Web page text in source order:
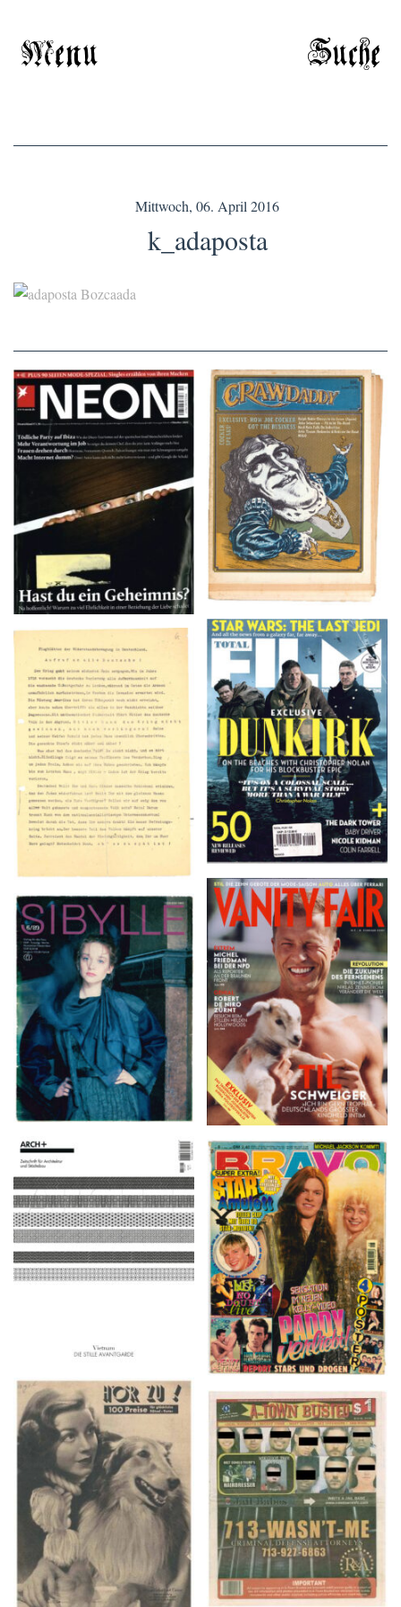
Menu Suche
Mittwoch, 06. April 2016
k_adaposta
NEON – OKTOBER
2008
Crawdaddy – June/11/72
TOTAL FILM #260 –
SUMMER 2017
Flugblätter der Weissen
Rose – V, Januar 1943
VANITY FAIR – Nr. 7 –
8. Februar 2007
SIBYLLE 6/89
ARCH+ Nr. 226, Herbst
2016
BRAVO – Nr. 8, 13. Febr.
1997
HÖR ZU! – 1949,
NUMMER 10, Woche
vom 27. Februar bis 05.
März
A-TOWN BUSTED –
8/15/16–9/1/16